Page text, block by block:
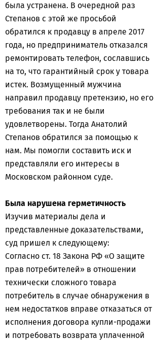
была устранена. В очередной раз
Степанов с этой же просьбой
обратился к продавцу в апреле 2017
года, но предприниматель отказался
ремонтировать телефон, сославшись
на то, что гарантийный срок у товара
истек. Возмущенный мужчина
направил продавцу претензию, но его
требования так и не были
удовлетворены. Тогда Анатолий
Степанов обратился за помощью к
нам. Мы помогли составить иск и
представляли его интересы в
Московском районном суде.
Была нарушена герметичность
Изучив материалы дела и
представленные доказательствами,
суд пришел к следующему:
Согласно ст. 18 Закона РФ «О защите
прав потребителей» в отношении
технически сложного товара
потребитель в случае обнаружения в
нем недостатков вправе отказаться от
исполнения договора купли-продажи
и потребовать возврата уплаченной